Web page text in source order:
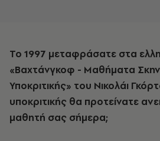
Το 1997 μεταφράσατε στα ελληνικά το βιβλίο
«Βαχτάνγκοφ - Μαθήματα
Υποκριτικής» του Νικολάι
υποκριτικής θα προτείνατε
μαθητή σας σήμερα;